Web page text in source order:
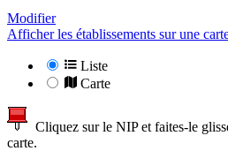
Modifier
Afficher les établissements sur une
Liste
Carte
Cliquez sur le NIP et faites-le
carte.